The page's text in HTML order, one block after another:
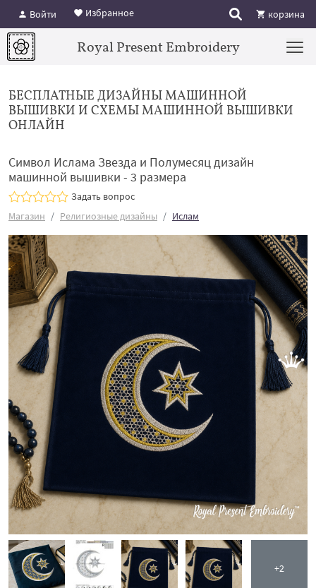
Войти Избранное корзина
Royal Present Embroidery
БЕСПЛАТНЫЕ ДИЗАЙНЫ МАШИННОЙ
ВЫШИВКИ И СХЕМЫ МАШИННОЙ ВЫШИВКИ
ОНЛАЙН
Символ Ислама Звезда и Полумесяц дизайн
машинной вышивки - 3 размера
Задать вопрос
Магазин
Религиозные дизайны Ислам
+2